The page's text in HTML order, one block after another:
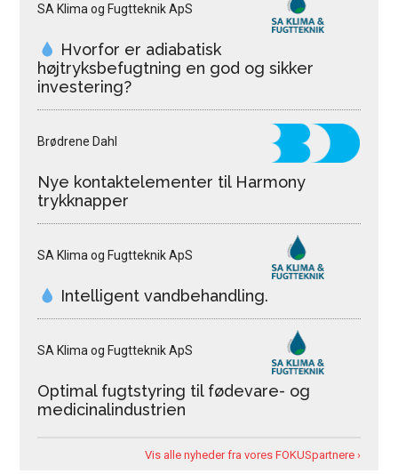
SA Klima og Fugtteknik ApS
Hvorfor er adiabatisk
højtryksbefugtning en god og sikker
investering?
Brødrene Dahl
Nye kontaktelementer til Harmony
trykknapper
SA Klima og Fugtteknik ApS
Intelligent vandbehandling.
SA Klima og Fugtteknik ApS
Optimal fugtstyring til fødevare- og
medicinalindustrien
Vis alle nyheder fra vores FOKUSpartnere ›